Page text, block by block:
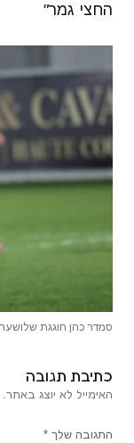
החצי גמר"
סמדר כהן חוגגת
כתיבת תגובה
האימייל לא יוצג באתר.
התגובה שלך *